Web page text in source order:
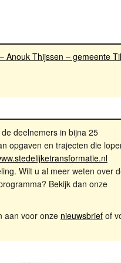
Anouk Thijssen – gemeente
deelnemers in bijna 25
opgaven en trajecten die
Wilt u al meer weten over
Bekijk dan onze
aan voor onze nieuwsbriefof